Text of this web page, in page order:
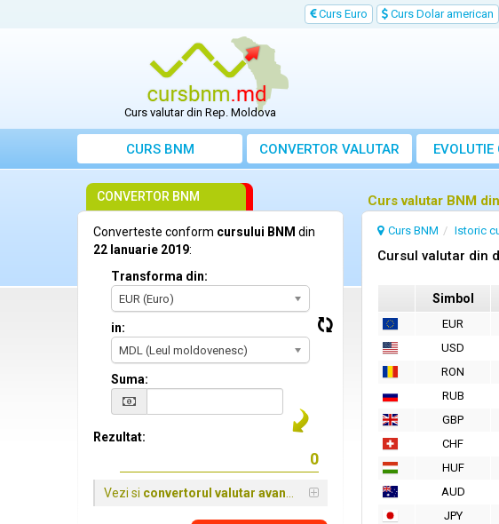
Curs Euro Curs Dolar american
Curs valutar din Rep. Moldova
CURS BNM CONVERTOR VALUTAR
Curs valutar BNM
Curs BNM Istoric
Cursul valutar din
Simbol
EUR
USD
RON
RUB
GBP
CHF
HUF
AUD
JPY
CONVERTOR BNM
Converteste conform cursului BNM din
22 Ianuarie 2019:
Transforma din:
EUR (Euro)
in:
MDL (Leul moldovenesc)
Suma:
Rezultat:
Vezi si convertorul valutar avansat